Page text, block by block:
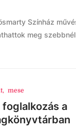
Színház
meg
, mese
a